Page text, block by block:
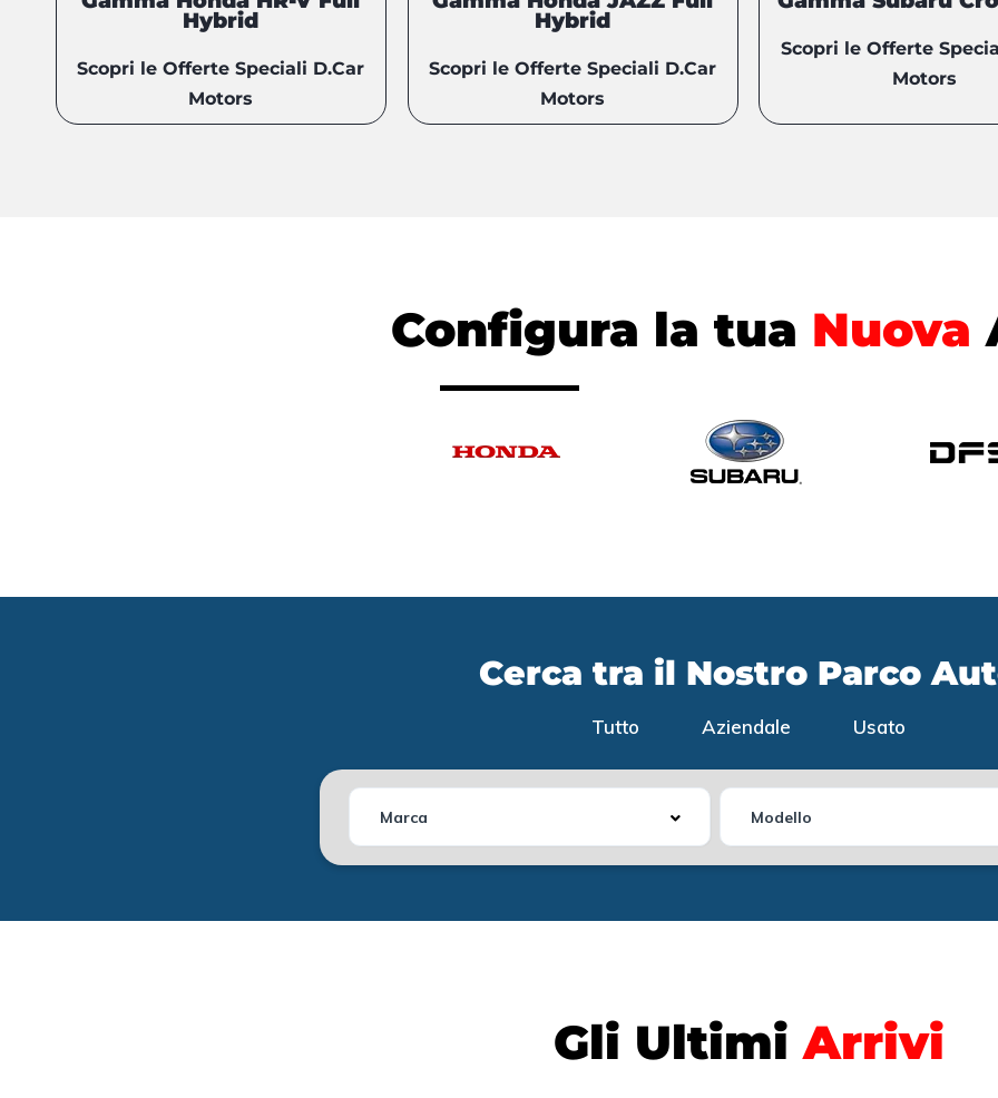
Hybrid
Scopri le Offerte Speciali D.Car
Motors
Hybrid
Scopri le Offerte Speciali D.Car
Motors
Scopri le Offerte
Motors
Configura la tua Nuova
Cerca tra il Nostro Parco
Tutto Aziendale Usato
Marca Modello
Gli UltimiArrivi